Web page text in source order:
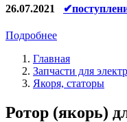
26.07.2021
Подробнее
Главная
Запчасти для
Якоря, статоры
Ротор (якорь)